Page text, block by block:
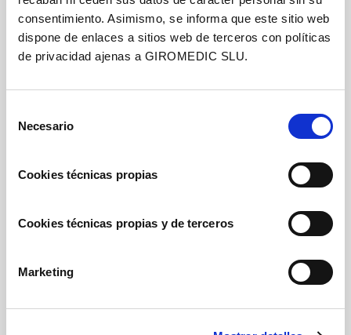
consentimiento. Asimismo, se informa que este sitio web
dispone de enlaces a sitios web de terceros con políticas
de privacidad ajenas a GIROMEDIC SLU.
Necesario
Cookies técnicas propias
Cookies técnicas propias y de terceros
Marketing
controls del PSA.
Prevenció de càncer de mama
mamografies i ecografies.
MÉS INFORMACIÓ